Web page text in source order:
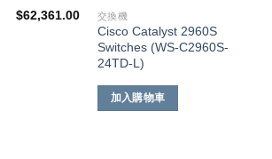
$62,361.00 交換機
Cisco Catalyst 2960S
Switches (WS-C2960S-
24TD-L)
加入購物車